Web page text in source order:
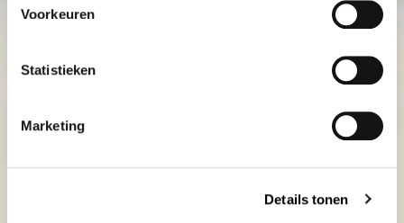
Voorkeuren
Statistieken
Marketing
Details tonen